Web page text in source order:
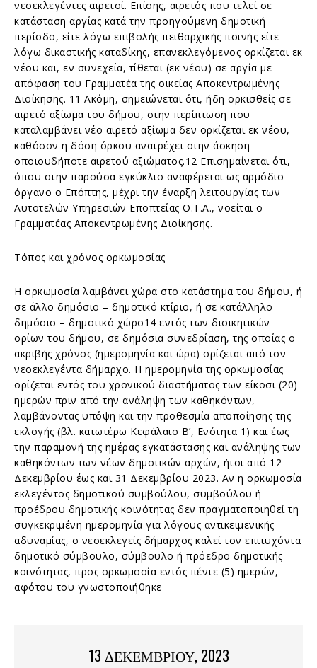
νεοεκλεγέντες αιρετοί. Επίσης, αιρετός που τελεί σε
κατάσταση αργίας κατά την προηγούμενη δημοτική
περίοδο, είτε λόγω επιβολής πειθαρχικής ποινής είτε
λόγω δικαστικής καταδίκης, επανεκλεγόμενος ορκίζεται εκ
νέου και, εν συνεχεία, τίθεται (εκ νέου) σε αργία με
απόφαση του Γραμματέα της οικείας Αποκεντρωμένης
Διοίκησης. 11 Ακόμη, σημειώνεται ότι, ήδη ορκισθείς σε
αιρετό αξίωμα του δήμου, στην περίπτωση που
καταλαμβάνει νέο αιρετό αξίωμα δεν ορκίζεται εκ νέου,
καθόσον η δόση όρκου ανατρέχει στην άσκηση
οποιουδήποτε αιρετού αξιώματος.12 Επισημαίνεται ότι,
όπου στην παρούσα εγκύκλιο αναφέρεται ως αρμόδιο
όργανο ο Επόπτης, μέχρι την έναρξη λειτουργίας των
Αυτοτελών Υπηρεσιών Εποπτείας Ο.Τ.Α., νοείται ο
Γραμματέας Αποκεντρωμένης Διοίκησης.
Τόπος και χρόνος ορκωμοσίας
Η ορκωμοσία λαμβάνει χώρα στο κατάστημα του δήμου, ή
σε άλλο δημόσιο – δημοτικό κτίριο, ή σε κατάλληλο
δημόσιο – δημοτικό χώρο14 εντός των διοικητικών
ορίων του δήμου, σε δημόσια συνεδρίαση, της οποίας ο
ακριβής χρόνος (ημερομηνία και ώρα) ορίζεται από τον
νεοεκλεγέντα δήμαρχο. Η ημερομηνία της ορκωμοσίας
ορίζεται εντός του χρονικού διαστήματος των είκοσι (20)
ημερών πριν από την ανάληψη των καθηκόντων,
λαμβάνοντας υπόψη και την προθεσμία αποποίησης της
εκλογής (βλ. κατωτέρω Κεφάλαιο Β’, Ενότητα 1) και έως
την παραμονή της ημέρας εγκατάστασης και ανάληψης των
καθηκόντων των νέων δημοτικών αρχών, ήτοι από 12
Δεκεμβρίου έως και 31 Δεκεμβρίου 2023. Αν η ορκωμοσία
εκλεγέντος δημοτικού συμβούλου, συμβούλου ή
προέδρου δημοτικής κοινότητας δεν πραγματοποιηθεί τη
συγκεκριμένη ημερομηνία για λόγους αντικειμενικής
αδυναμίας, ο νεοεκλεγείς δήμαρχος καλεί τον επιτυχόντα
δημοτικό σύμβουλο, σύμβουλο ή πρόεδρο δημοτικής
κοινότητας, προς ορκωμοσία εντός πέντε (5) ημερών,
αφότου του γνωστοποιήθηκε
13 ΔΕΚΕΜΒΡΊΟΥ, 2023